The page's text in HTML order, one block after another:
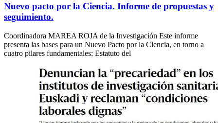
Nuevo pacto por la Ciencia. Informe de propuestas y
seguimiento.
Coordinadora MAREA ROJA de la Investigación Este informe
presenta las bases para un Nuevo Pacto por la Ciencia, en torno a
cuatro pilares fundamentales: Estatuto del